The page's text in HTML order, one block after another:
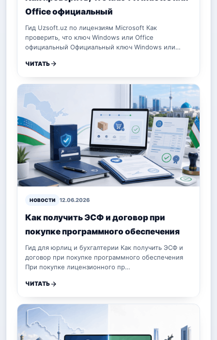
Office официальный
Гид Uzsoft.uz по лицензиям Microsoft Как
проверить, что ключ Windows или Office
официальный Официальный ключ Windows или…
ЧИТАТЬ
НОВОСТИ 12.06.2026
Как получить ЭСФ и договор при
покупке программного обеспечения
Гид для юрлиц и бухгалтерии Как получить ЭСФ и
договор при покупке программного обеспечения
При покупке лицензионного пр…
ЧИТАТЬ